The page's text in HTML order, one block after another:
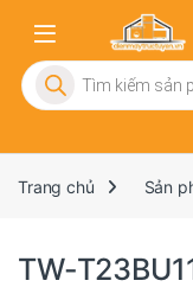
Tìm kiếm sản phẩm
Trang chủ Sản
TW-